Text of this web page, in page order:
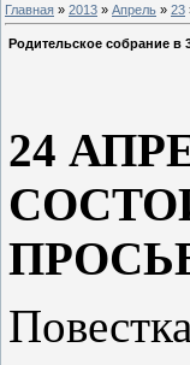
Главная » 2013 » Апрель » 23
Родительское собрание в
24